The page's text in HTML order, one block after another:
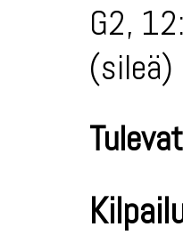
G2,
(sileä)